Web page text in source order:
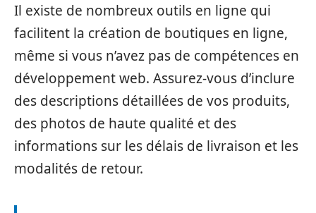
Il existe de nombreux outils en ligne qui
facilitent la création de boutiques en ligne,
même si vous n’avez pas de compétences en
développement web. Assurez-vous d’inclure
des descriptions détaillées de vos produits,
des photos de haute qualité et des
informations sur les délais de livraison et les
modalités de retour.